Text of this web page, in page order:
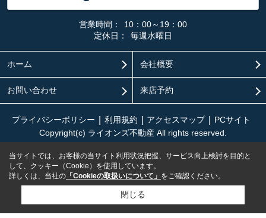
営業時間：
10：00～19：00
定休日：
毎週水曜日
ホーム 会社概要
お問い合わせ 来店予約
プライバシーポリシー 利用規約 アクセスマップ
PCサイト
Copyright(c) ライオンズ不動産 All rights reserved.
当サイトでは、お客様の当サイト利用状況把握、サービス向上検討を目的と
して、クッキー（Cookie）を使用しています。
詳しくは、当社の 「Cookieの取扱いについて」 をご確認ください。
閉じる